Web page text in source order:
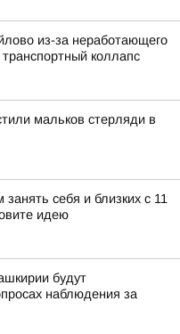
из-за неработающего
коллапс
мальков стерляди в
себя и близких с 11
идею
будут
наблюдения за